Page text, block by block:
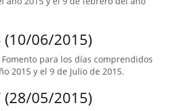
(10/06/2015)
para los días comprendidos
2015 y el 9 de Julio de 2015.
(28/05/2015)